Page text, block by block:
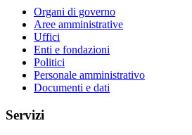
Organi di governo
Aree amministrative
Uffici
Enti e fondazioni
Politici
Personale amministrativo
Documenti e dati
Servizi